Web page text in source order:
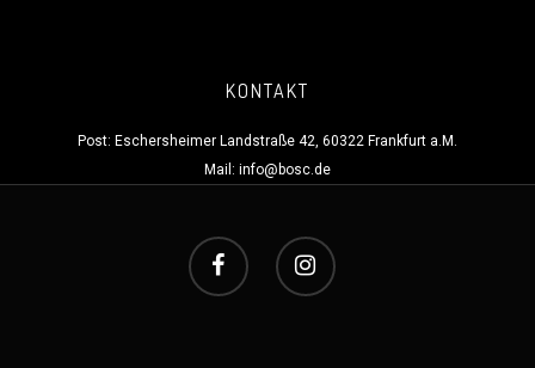
KONTAKT
Post: Eschersheimer Landstraße 42, 60322 Frankfurt a.M.
Mail: info@bosc.de